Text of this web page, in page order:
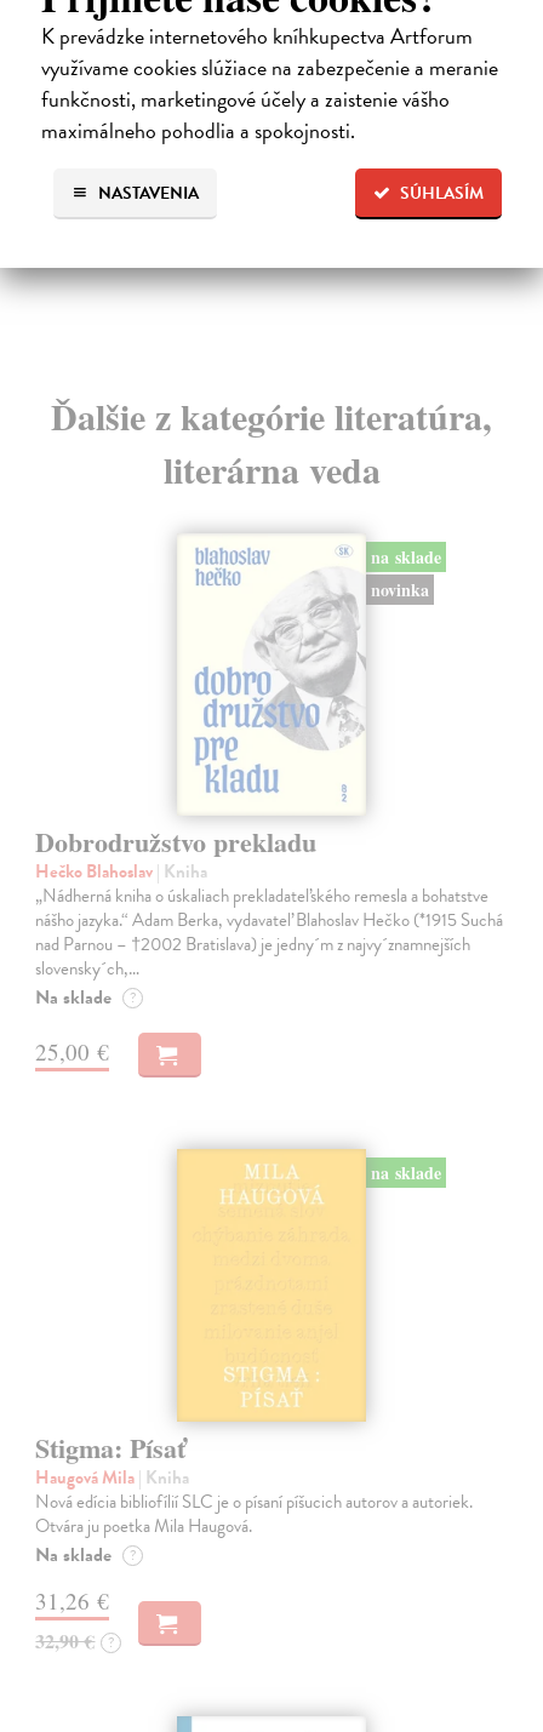
K prevádzke internetového kníhkupectva Artforum
využívame cookies slúžiace na zabezpečenie a meranie
funkčnosti, marketingové účely a zaistenie vášho
maximálneho pohodlia a spokojnosti.
SÚHLASÍM
NASTAVENIA
Básně (1956 - 1971)
Juliš Emil
| Kniha
Svazek soustřeďuje básnické dílo Emila Juliše (1920–
2006) z období do roku 1971. Jeho jádrem je před...
Zasielame do 12 dní
17,30 € ?
Ďalšie z kategórie literatúra,
literárna veda
na sklade
novinka
Dobrodružstvo prekladu
Hečko Blahoslav| Kniha
„Nádherná kniha o úskaliach prekladateľského remesla a bohatstve
nášho jazyka.“ Adam Berka, vydavateľ Blahoslav Hečko (*1915 Suchá
nad Parnou – †2002 Bratislava) je jedny´m z najvy´znamnejších
slovensky´ch,…
Na sklade ?
25,00 €
na sklade
Stigma: Písať
Haugová Mila| Kniha
Nová edícia bibliofílií SLC je o písaní píšucich autorov a autoriek.
Otvára ju poetka Mila Haugová.
Na sklade ?
31,26 €
32,90 € ?